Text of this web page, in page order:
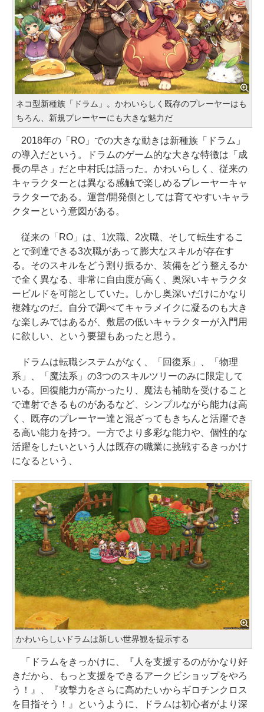
ネコ型新種族「ドラム」。かわいらしく既存のプレーヤーはも
ちろん、新規プレーヤーにも大きな魅力だ
2018年の「RO」での大きな動きは新種族「ドラム」
の導入だという。ドラムのゲーム的な大きな特徴は「成
長の早さ」だと中村氏は語った。かわいらしく、従来の
キャラクターとは異なる感触で楽しめるプレーヤーキャ
ラクターである。運営/開発側としては育てやすいキャラ
クターという意図がある。
従来の「RO」は、1次職、2次職、そして転生するこ
とで到達できる3次職があって膨大なスキルが存在す
る。そのスキルをどう割り振るか、装備をどう整えるか
で全く異なる、非常に自由度が高く、奥深いキャラクタ
ービルドを可能としていた。しかし奥深いだけにかなり
複雑なのだ。自分で調べてキャラメイクに凝るのも大き
な楽しみではあるが、敷居の低いキャラクターが入門用
に欲しい、という要望もあったと思う。
ドラムは転職システムがなく、「回復系」、「物理
系」、「魔法系」の3つのスキルツリーのみに限定して
いる。回復能力が高かったり、魔法も補助を受けること
で連射できるものがあるなど、シンプルながら能力は高
く、既存のプレーヤー達と混ざってもきちんと活躍でき
る高い能力を持つ。一方でより多彩な能力や、個性的な
活躍をしたいという人は既存の職業に挑戦するきっかけ
になるという、
かわいらしいドラムは新しい世界観を提示する
「ドラムをきっかけに、『人を支援するのがかなり好
きだから、もっと支援をできるアークビショップをやろ
う！』、『攻撃力をさらに高めたいからギロチンクロス
を目指そう！』というように、ドラムは初心者がより深